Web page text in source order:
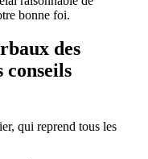
bonne foi.
des
conseils
qui reprend tous les